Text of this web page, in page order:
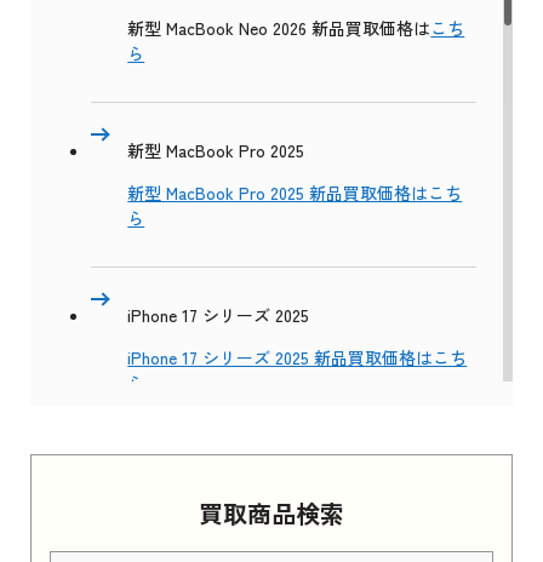
買取商品検索
新型 MacBook Neo 2026 新品買取価格はこち
ら
新型 MacBook Pro 2025
新型 MacBook Pro 2025 新品買取価格はこち
ら
iPhone 17 シリーズ 2025
iPhone 17 シリーズ 2025 新品買取価格はこち
ら
Apple Watch Series 11 2025 新品買取価格はこ
ちら